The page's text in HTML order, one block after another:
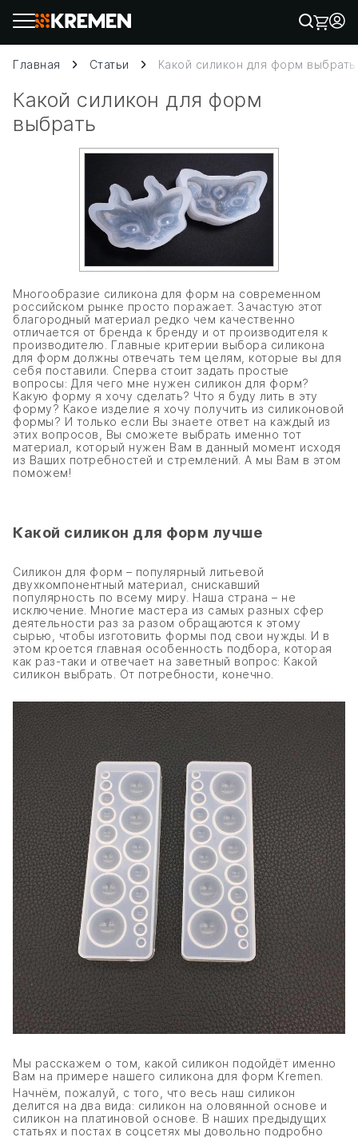
Главная Статьи Какой силикон для форм выбрать
Какой силикон для форм
выбрать
Многообразие силикона для форм на современном
российском рынке просто поражает. Зачастую этот
благородный материал редко чем качественно
отличается от бренда к бренду и от производителя к
производителю. Главные критерии выбора силикона
для форм должны отвечать тем целям, которые вы для
себя поставили. Сперва стоит задать простые
вопросы: Для чего мне нужен силикон для форм?
Какую форму я хочу сделать? Что я буду лить в эту
форму? Какое изделие я хочу получить из силиконовой
формы? И только если Вы знаете ответ на каждый из
этих вопросов, Вы сможете выбрать именно тот
материал, который нужен Вам в данный момент исходя
из Ваших потребностей и стремлений. А мы Вам в этом
поможем!
Какой силикон для форм лучше
Силикон для форм – популярный литьевой
двухкомпонентный материал, снискавший
популярность по всему миру. Наша страна – не
исключение. Многие мастера из самых разных сфер
деятельности раз за разом обращаются к этому
сырью, чтобы изготовить формы под свои нужды. И в
этом кроется главная особенность подбора, которая
как раз-таки и отвечает на заветный вопрос: Какой
силикон выбрать. От потребности, конечно.
Мы расскажем о том, какой силикон подойдёт именно
Вам на примере нашего силикона для форм Kremen.
Начнём, пожалуй, с того, что весь наш силикон
делится на два вида: силикон на оловянной основе и
силикон на платиновой основе. В наших предыдущих
статьях и постах в соцсетях мы довольно подробно